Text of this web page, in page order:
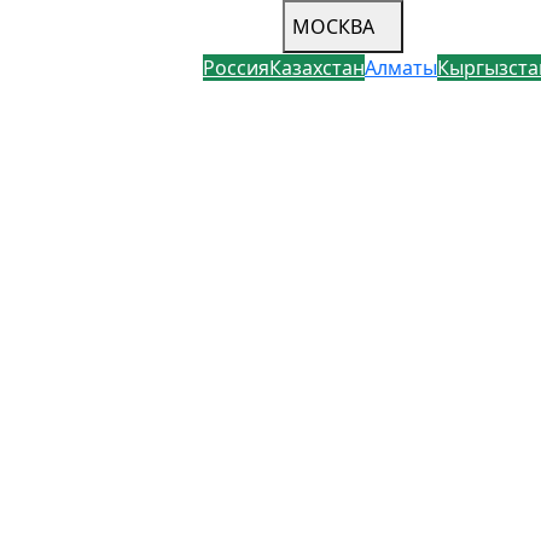
МОСКВА
РоссияКазахстанАлматы